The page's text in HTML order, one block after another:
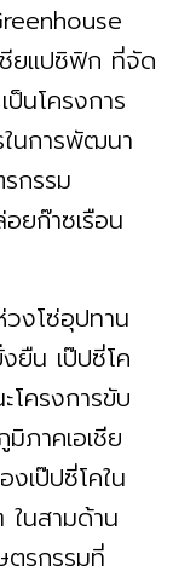
ชียแปซิฟิก ที่จัด
นโครงการ
ในการพัฒนา
กรรม
ยก๊าซเรือน
งโซ่อุปทาน
ยืน เป๊ปซี่โค
โครงการขับ
ภาคเอเชีย
เป๊ปซี่โคใน
ในสามด้าน
รกรรมที่